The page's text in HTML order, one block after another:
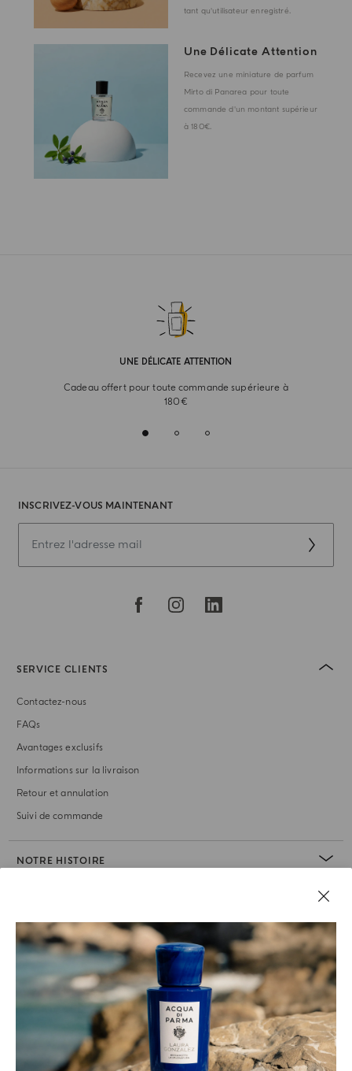
tant qu'utilisateur enregistré.
Une Délicate Attention
Recevez une miniature de parfum
Mirto di Panarea pour toute
commande d'un montant supérieur
à 180€.
UNE DÉLICATE ATTENTION
Cadeau offert pour toute commande supérieure à
180€
INSCRIVEZ-VOUS MAINTENANT
SERVICE CLIENTS
Contactez-nous
FAQs
Avantages exclusifs
Informations sur la livraison
Retour et annulation
Suivi de commande
NOTRE HISTOIRE